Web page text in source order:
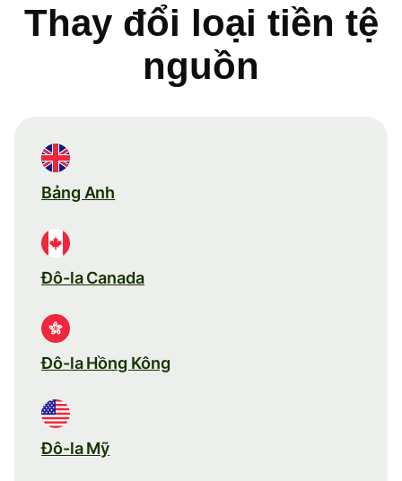
Thay đổi loại tiền tệ
nguồn
Bảng Anh
Đô-la Canada
Đô-la Hồng Kông
Đô-la Mỹ